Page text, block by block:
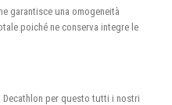
garantisce una omogeneità
poiché ne conserva integre le
per questo tutti i nostri